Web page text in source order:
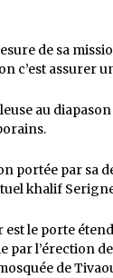
de sa
c’est assurer
au
portée par sa
khalif
le porte
par l’érection
de